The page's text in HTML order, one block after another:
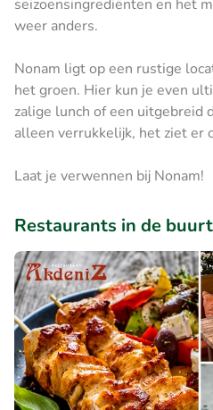
seizoensingrediënten en het
weer anders.
Nonam ligt op een rustige
het groen. Hier kun je even
zalige lunch of een uitgebreid
alleen verrukkelijk, het ziet er
Laat je verwennen bij Nonam!
Restaurants in de